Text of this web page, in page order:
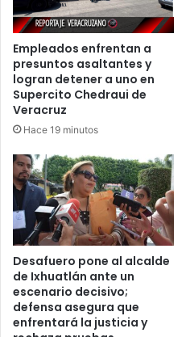
Empleados enfrentan a
presuntos asaltantes y
logran detener a uno en
Supercito Chedraui de
Veracruz
Hace 19 minutos
Desafuero pone al alcalde
de Ixhuatlán ante un
escenario decisivo;
defensa asegura que
enfrentará la justicia y